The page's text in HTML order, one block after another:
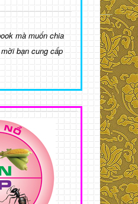
mà muốn chia
bạn cung cấp